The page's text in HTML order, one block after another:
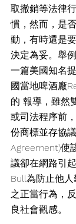
取撤銷等法律
慣，然而，是
動，有時還是
決定為妥。舉
一篇美國知名
國當地啤酒廠
的 報導，雖然
或司法程序前
份商標並存協
Agreement)使
議卻在網路引
Bull為防止他
之正當行為，
良社會觀感。